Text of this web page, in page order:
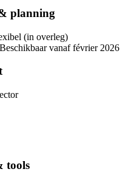
planning
(in overleg)
vanaf février 2026
tools